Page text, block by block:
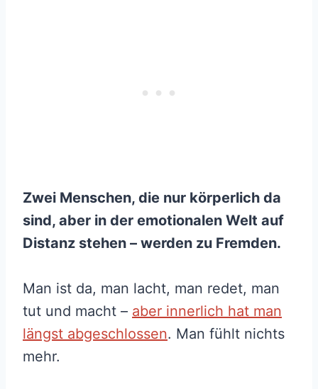
Zwei Menschen, die nur körperlich da
sind, aber in der emotionalen Welt auf
Distanz stehen – werden zu Fremden.
Man ist da, man lacht, man redet, man
tut und macht – aber innerlich hat man
längst abgeschlossen. Man fühlt nichts
mehr.